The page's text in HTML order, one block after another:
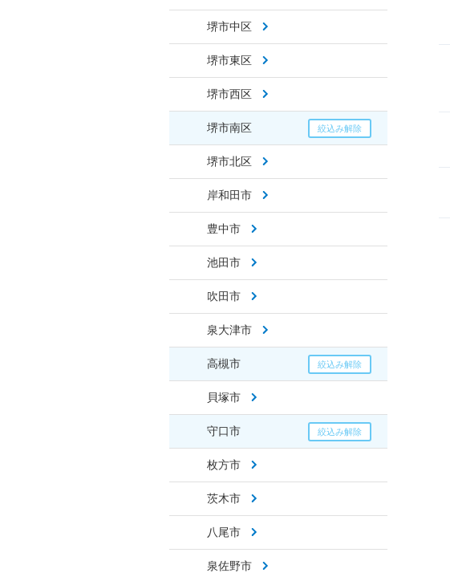
堺市中区
堺市東区
堺市西区
堺市南区
堺市北区
岸和田市
豊中市
池田市
吹田市
泉大津市
高槻市
貝塚市
守口市
枚方市
茨木市
八尾市
泉佐野市